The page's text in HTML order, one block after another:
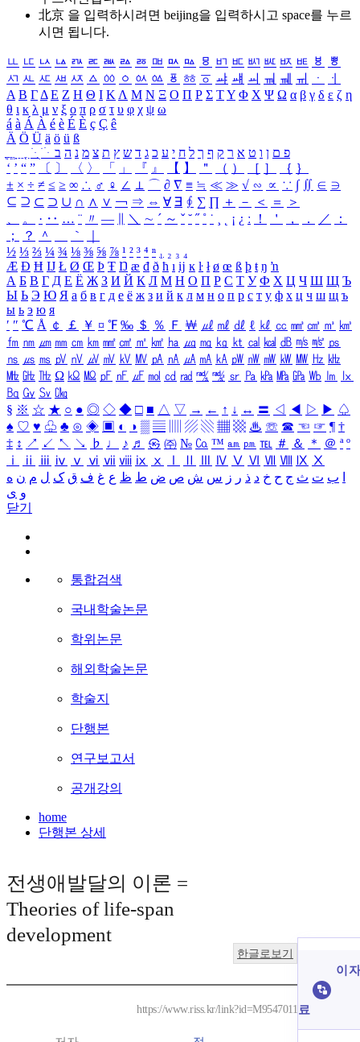
北京 을 입력하시려면 beijing을 입력하시고 space를 누르
시면 됩니다.
ㅥ ㅦ ㅧ ㅨ ㅩ ㅪ ㅫ ㅬ ㅭ ㅮ ㅯ ㅰ ㅱ ㅲ ㅳ ㅴ ㅵ ㅶ ㅷ ㅸ
ㅹ
ㅺ ㅻ ㅼ ㅽ ㅾ ㅿ ㆀ ㆁ ㆂ ㆃ ㆄ ㆅ ㆆ ㆇ ㆈ ㆉ ㆊ ㆋ ㆌ ㆍ
ㆎ
Α Β ΓΔ Ε Ζ Η Θ Ι ΚΛ Μ Ν Ξ Ο Π Ρ Σ ΤΥ Φ Χ Ψ Ω α β γ δ ε ζ η
θ ι κ λ μ ν ξ ο π ρ σ τ υ φ χ ψ ω
á à Á À é è É È ç Ç ê
Ä Ö Ü ä ö ü ß
ִֶֹ ֻּ ׁׂ פ ם ן ו ט א ר ק ף ך ל ח י ע כ ג ד ש ץ ת צ מ נ ה ב
‘ ’ “ ” 〔 〕 〈 〉 「 」 『 』 【 】 ＂ （ ） ［ ］ ｛ ｝
± × ÷ ≠ ≤ ≥ ∞ ∴ ♂ ♀ ∠ ⊥ ⌒ ∂ ∇ ≡ ≒ ≪ ≫ √ ∽ ∝ ∵ ∫ ∬ ∈ ∋
⊆ ⊇ ⊂ ⊃ ∪ ∩ ∧ ∨ ￢ ⇒ ⇔ ∀ ∃ ∮ ∑ ∏ ＋ － ＜ ＝
＞
、
。 · ‥ … ¨ 〃 ― ＼ ∼ ´ ～ ˇ ˘ ˝ ˚ ˙ ¸ ¡ ¿ ː ！ ＇ ， ． ／
：
；
？ ＾ ｀
½ ⅓ ⅔ ¼ ¾ ⅛ ⅜ ⅝ ⅞ ¹ ² ³ ⁴ ⁿ ₁ ₂ ₃ ₄
Æ Ð Ħ Ĳ Ł Ø Œ Þ Ŧ Ŋ æ đ ð ħ ı ĳ ĸ ŀ ł ø œ ß þ ŧ ŋ ŉ
А Б В Г Д Е Ё Ж З И Й К Л М Н О П Р С Т У Ф Х Ц Ч Ш Щ Ъ
Ы Ь Э Ю Я а б в г д е ё ж з и й к л м н о п р с т у ф х ц ч ш щ ъ
ы ь э ю я
′ ″ ℃ Å ￠ ￡ ￥ ¤ ℉ ‰ ＄ ％ Ｆ ￦ ㎕ ㎖ ㎗ ℓ ㎘ ㏄ ㎣ ㎤ ㎥ ㎦
㎙ ㎚ ㎛ ㎜ ㎝ ㎞ ㎟ ㎠ ㎡ ㎢ ㏊ ㎍ ㎎ ㎏ ㏏ ㎈ ㎉ ㏈ ㎧ ㎨ ㎰
㎱ ㎲ ㎳ ㎴ ㎵ ㎶ ㎷ ㎸ ㎹ ㎀ ㎁ ㎂ ㎃ ㎄ ㎺ ㎻ ㎽ ㎾ ㎿ ㎐ ㎑
㎒ ㎓ ㎔ Ω ㏀ ㏁ ㎊ ㎋ ㎌ ㏖ ㏅ ㎭ ㎮ ㎯ ㏛ ㎩ ㎪ ㎫ ㎬ ㏝ ㏐
㏓
㏃ ㏉ ㏜ ㏆
§ ※ ☆ ★ ○ ● ◎ ◇ ◆ □ ■ △ ▽ → ← ↑ ↓ ↔ 〓 ◁ ◀ ▷ ▶ ♤
♠ ♡ ♥ ♧ ♣ ⊙ ◈ ▣ ◐ ◑ ▒ ▤ ▨ ▧ ▦ ▩ ♨ ☏ ☎ ☜ ☞ ¶ †
‡ ↕ ↗ ↙ ↖ ↘ ♭ ♩ ♪ ♬ ㉿ ㈜ № ㏇ ™ ㏂ ㏘ ℡ ＃ ＆ ＊ ＠ ª º
ⅰ
ⅱ ⅲ ⅳ ⅴ ⅵ ⅶ ⅷ ⅸ ⅹ Ⅳ Ⅴ Ⅵ Ⅶ Ⅷ Ⅸ Ⅹ
ب ت ث ج ح خ د ذ ر ز س ش ص ض ط ظ ع غ ف ق ک ل م ن ه
و ی
닫기
통합검색
국내학술논문
학위논문
해외학술논문
학술지
단행본
연구보고서
공개강의
home
단행본 상세
전생애발달의 이론 =
Theories of life-span
development
한글로보기
https://www.riss.kr/link?id=M9547011
이
료